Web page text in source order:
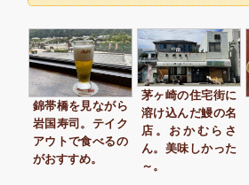
錦帯橋を見ながら
岩国寿司。テイク
アウトで食べるの
がおすすめ。
茅ヶ崎の住宅街に
溶け込んだ鰻の名
店。おかむらさ
ん。美味しかった
～。